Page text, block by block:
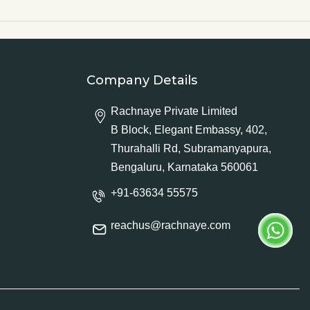
Company Details
Rachnaye Private Limited
B Block, Elegant Embassy, 402,
Thurahalli Rd, Subramanyapura,
Bengaluru, Karnataka 560061
+91-63634 55575
reachus@rachnaye.com